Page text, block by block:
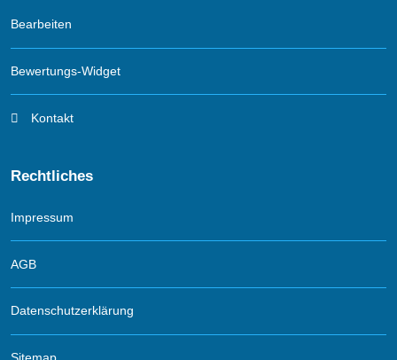
Bearbeiten
Bewertungs-Widget
Kontakt
Rechtliches
Impressum
AGB
Datenschutzerklärung